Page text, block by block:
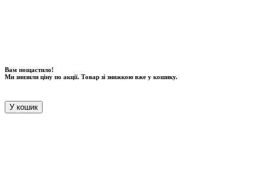
Вам пощастило!
Ми знизили ціну по акції. Товар зі знижкою вже у кошику.
У кошик